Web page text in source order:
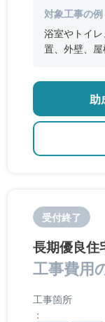
対象工事の例
浴室やトイ
置、外壁、
のバリアフ
助
受付終了
長期優良住
工事費用
工事箇所
：